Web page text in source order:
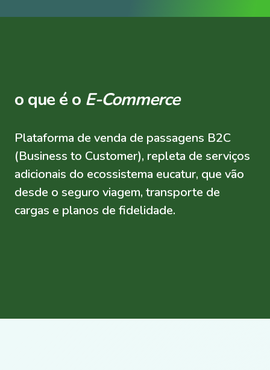
o que é o E-Commerce
Plataforma de venda de passagens B2C
(Business to Customer), repleta de serviços
adicionais do ecossistema eucatur, que vão
desde o seguro viagem, transporte de
cargas e planos de fidelidade.